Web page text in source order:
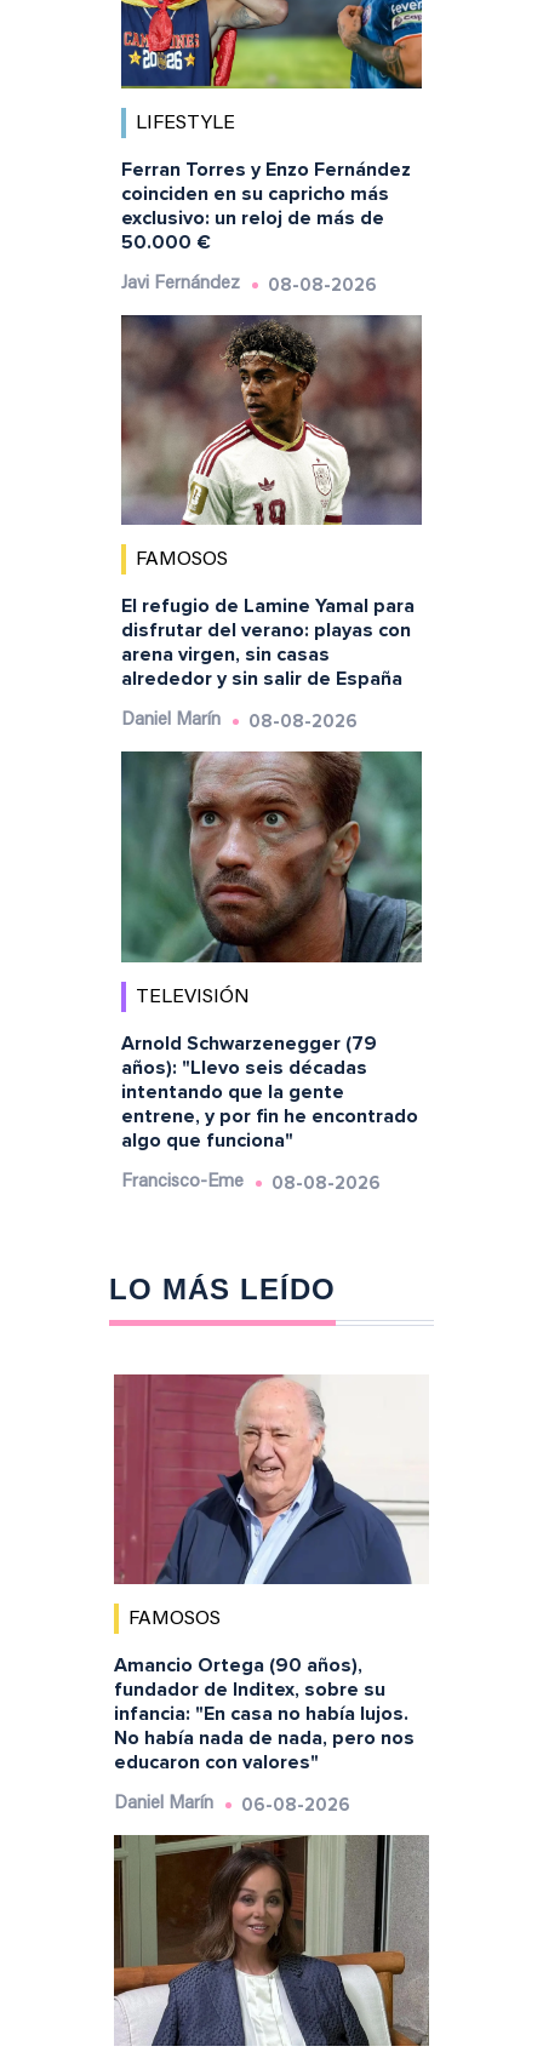
LIFESTYLE
Ferran Torres y Enzo Fernández
coinciden en su capricho más
exclusivo: un reloj de más de
50.000 €
Javi Fernández 08-08-2026
FAMOSOS
El refugio de Lamine Yamal para
disfrutar del verano: playas con
arena virgen, sin casas
alrededor y sin salir de España
Daniel Marín 08-08-2026
TELEVISIÓN
Arnold Schwarzenegger (79
años): "Llevo seis décadas
intentando que la gente
entrene, y por fin he encontrado
algo que funciona"
Francisco-Eme 08-08-2026
LO MÁS LEÍDO
FAMOSOS
Amancio Ortega (90 años),
fundador de Inditex, sobre su
infancia: "En casa no había lujos.
No había nada de nada, pero nos
educaron con valores"
Daniel Marín 06-08-2026